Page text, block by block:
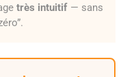
très intuitif— sans